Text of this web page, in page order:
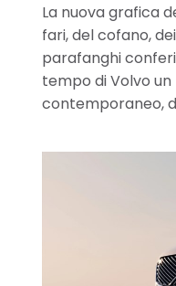
La nuova grafica
fari, del cofano,
parafanghi
tempo di Volvo
contemporaneo,